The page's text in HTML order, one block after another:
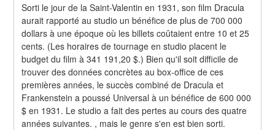
Sorti le jour de la Saint-Valentin en 1931, son film Dracula
aurait rapporté au studio un bénéfice de plus de 700 000
dollars à une époque où les billets coûtaient entre 10 et 25
cents. (Les horaires de tournage en studio placent le
budget du film à 341 191,20 $.) Bien qu'il soit difficile de
trouver des données concrètes au box-office de ces
premières années, le succès combiné de Dracula et
Frankenstein a poussé Universal à un bénéfice de 600 000
$ en 1931. Le studio a fait des pertes au cours des quatre
années suivantes. , mais le genre s'en est bien sorti.